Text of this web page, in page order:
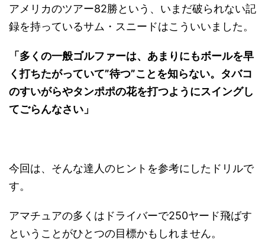
アメリカのツアー82勝という、いまだ破られない記
録を持っているサム・スニードはこういいました。
「多くの一般ゴルファーは、あまりにもボールを早
く打ちたがっていて”待つ”ことを知らない。タバコ
のすいがらやタンポポの花を打つようにスイングし
てごらんなさい」
今回は、そんな達人のヒントを参考にしたドリルで
す。
アマチュアの多くはドライバーで250ヤード飛ばす
ということがひとつの目標かもしれません。